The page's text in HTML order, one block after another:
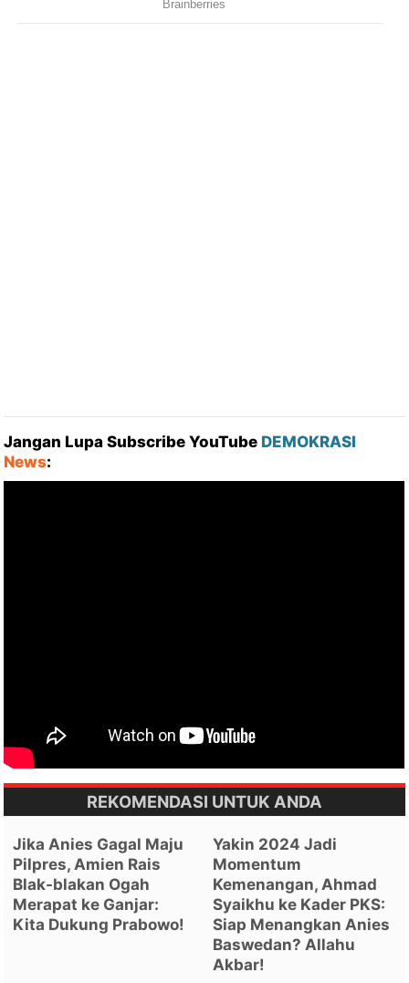
Jangan Lupa Subscribe YouTube DEMOKRASI
News:
REKOMENDASI UNTUK ANDA
Jika Anies Gagal Maju
Pilpres, Amien Rais
Blak-blakan Ogah
Merapat ke Ganjar:
Kita Dukung Prabowo!
Yakin 2024 Jadi
Momentum
Kemenangan, Ahmad
Syaikhu ke Kader PKS:
Siap Menangkan Anies
Baswedan? Allahu
Akbar!